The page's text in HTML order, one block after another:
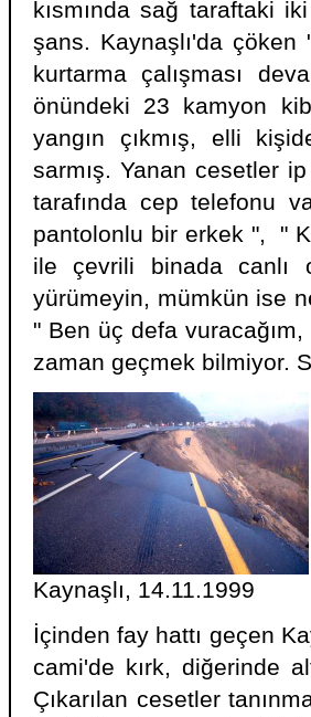
kısmında sağ taraftaki
şans. Kaynaşlı'da
kurtarma çalışması
önündeki 23 kamyon
yangın çıkmış, elli
sarmış. Yanan cesetler
tarafında cep telefonu
pantolonlu bir erkek ", "
ile çevrili binada canlı
yürümeyin, mümkün ise
" Ben üç defa
zaman geçmek bilmiyor.
Kaynaşlı, 14.11.1999
İçinden fay hattı geçen
cami'de kırk, diğerinde
Çıkarılan cesetler